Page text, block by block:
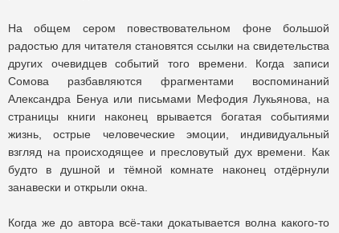
На общем сером повествовательном фоне большой
радостью для читателя становятся ссылки на свидетельства
других очевидцев событий того времени. Когда записи
Сомова разбавляются фрагментами воспоминаний
Александра Бенуа или письмами Мефодия Лукьянова, на
страницы книги наконец врывается богатая событиями
жизнь, острые человеческие эмоции, индивидуальный
взгляд на происходящее и пресловутый дух времени. Как
будто в душной и тёмной комнате наконец отдёрнули
занавески и открыли окна.
Когда же до автора всё-таки докатывается волна какого-то